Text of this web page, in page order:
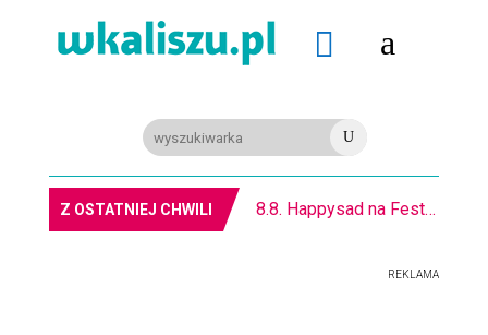
 a
U
Z OSTATNIEJ CHWILI 8.8. Happysad na Festiwalu RockFest w Arenie
REKLAMA